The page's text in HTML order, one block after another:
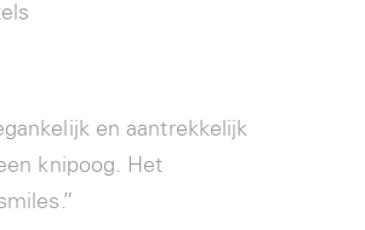
en aantrekkelijk
knipoog. Het